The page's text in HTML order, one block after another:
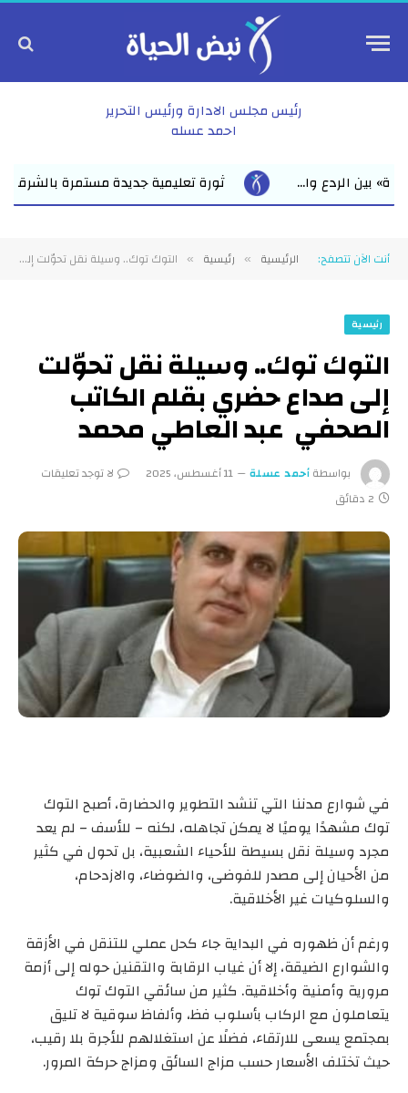
رئيس مجلس الادارة ورئيس التحرير
احمد عسله
مستمرة بالشرقية 6 مدارس ثانوية تدخل الخدمة في يوم واحد الخدمة التعليمية حتى باب ا...
أنت الآن تتصفح: الرئيسية » رئيسية » التوك توك.. وسيلة نقل تحوّلت إلى صداع حضري بقلم الكاتب الصحفي عبد العاطي محمد
رئيسية
التوك توك.. وسيلة نقل تحوّلت
إلى صداع حضري بقلم الكاتب
الصحفي عبد العاطي محمد
بواسطةأحمد عسلة 11 أغسطس، 2025
لا توجد تعليقات
2 دقائق
في شوارع مدننا التي تنشد التطوير والحضارة، أصبح التوك
توك مشهدًا يوميًا لا يمكن تجاهله، لكنه – للأسف – لم يعد
مجرد وسيلة نقل بسيطة للأحياء الشعبية، بل تحول في كثير
من الأحيان إلى مصدر للفوضى، والضوضاء، والازدحام،
والسلوكيات غير الأخلاقية.
ورغم أن ظهوره في البداية جاء كحل عملي للتنقل في الأزقة
والشوارع الضيقة، إلا أن غياب الرقابة والتقنين حوله إلى أزمة
مرورية وأمنية وأخلاقية. كثير من سائقي التوك توك
يتعاملون مع الركاب بأسلوب فظ، وألفاظ سوقية لا تليق
بمجتمع يسعى للارتقاء، فضلًا عن استغلالهم للأجرة بلا رقيب،
حيث تختلف الأسعار حسب مزاج السائق ومزاج حركة المرور.